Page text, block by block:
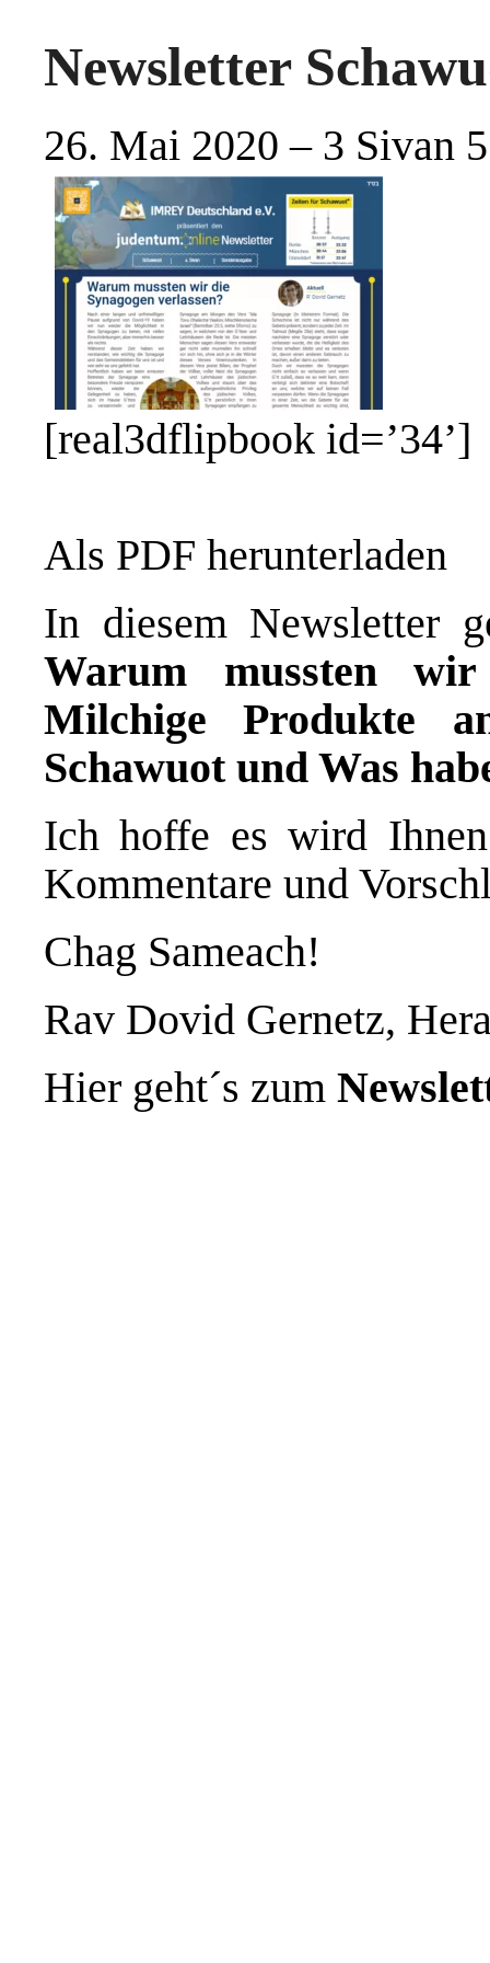
Newsletter
26. Mai 2020 – 3 Sivan
[real3dflipbook id=’34’]
Als PDF herunterladen
In diesem Newsletter
Warum mussten wir
Milchige Produkte
Schawuot und Was
Ich hoffe es wird
Kommentare und
Chag Sameach!
Rav Dovid Gernetz,
Hier geht´s zum